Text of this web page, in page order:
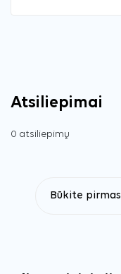
Atsiliepimai
0 atsiliepimų
Būkite